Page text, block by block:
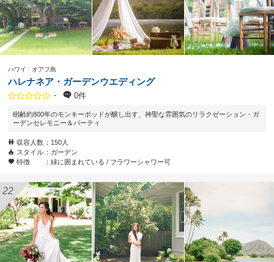
ハワイ オアフ島
ハレナネア・ガーデンウエディング
- 0件
樹齢約800年のモンキーポッドが醸し出す、神聖な雰囲気のリラクゼーション・ガ
ーデンセレモニー＆パーティ
収容人数
150人
スタイル
ガーデン
特徴
緑に囲まれている フラワーシャワー可